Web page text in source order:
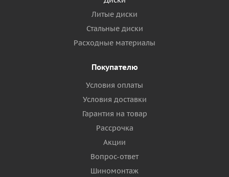
Литые диски
Стальные диски
Расходные материалы
Покупателю
Условия оплаты
Условия доставки
Гарантия на товар
Рассрочка
Акции
Вопрос-ответ
Шиномонтаж